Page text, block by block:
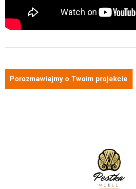
Porozmawiajmy o Twoim projekcie